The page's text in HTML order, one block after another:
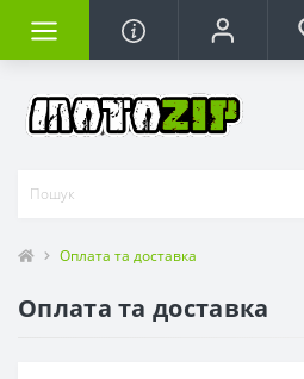
Оплата та доставка
Оплата та доставка